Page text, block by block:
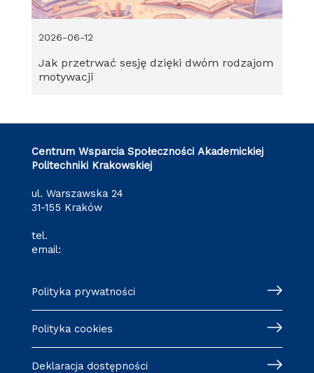
Jak przetrwać sesję dzięki dwóm rodzajom
motywacji
2026-06-12
Centrum Wsparcia Społeczności Akademickiej
Politechniki Krakowskiej
ul. Warszawska 24
31-155 Kraków
tel.
email:
Polityka prywatności
Polityka cookies
Deklaracja dostępności